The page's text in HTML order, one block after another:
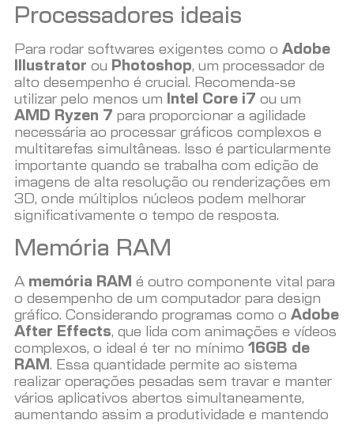
Processadores ideais
Para rodar softwares exigentes como o Adobe
Illustrator ou Photoshop, um processador de
alto desempenho é crucial. Recomenda-se
utilizar pelo menos um
Intel Core i7 ou um
AMD Ryzen 7 para proporcionar a agilidade
necessária ao processar gráficos complexos e
multitarefas simultâneas. Isso é particularmente
importante quando se trabalha com edição de
imagens de alta resolução ou renderizações em
3D, onde múltiplos núcleos podem melhorar
significativamente o tempo de resposta.
Memória RAM
A memória RAM é outro componente vital para
o desempenho de um computador para design
gráfico. Considerando programas como o Adobe
After Effects, que lida com animações e vídeos
complexos, o ideal é ter no mínimo 16GB de
RAM. Essa quantidade permite ao sistema
realizar operações pesadas sem travar e manter
vários aplicativos abertos simultaneamente,
aumentando assim a produtividade e mantendo